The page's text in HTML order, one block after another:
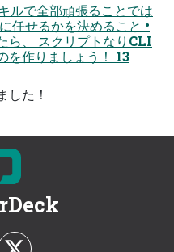
ルで全部頑張ることでは
任せるかを決めること •
ら、 スクリプトなりCLI
を作りましょう！ 13
した！